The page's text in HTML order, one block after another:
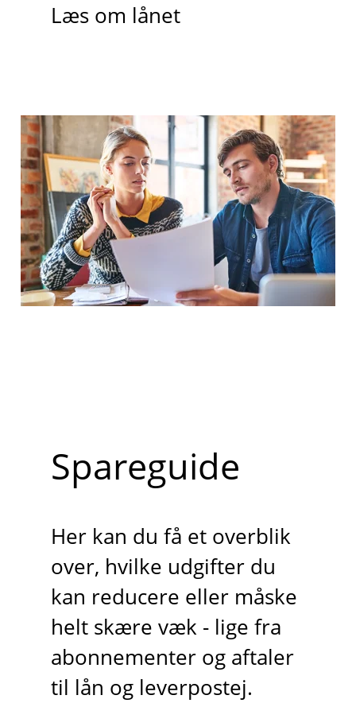
Læs om lånet
Spareguide
Her kan du få et overblik
over, hvilke udgifter du
kan reducere eller måske
helt skære væk - lige fra
abonnementer og aftaler
til lån og leverpostej.